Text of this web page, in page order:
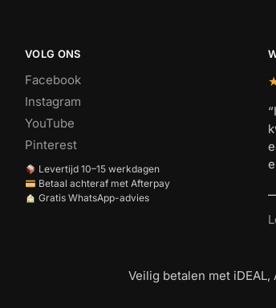
VOLG ONS
Facebook
Instagram
YouTube
Pinterest
Levertijd 10–15 werkdagen
Betaal achteraf met Afterpay
Gratis WhatsApp-advies
—
Veilig betalen met iDEAL,